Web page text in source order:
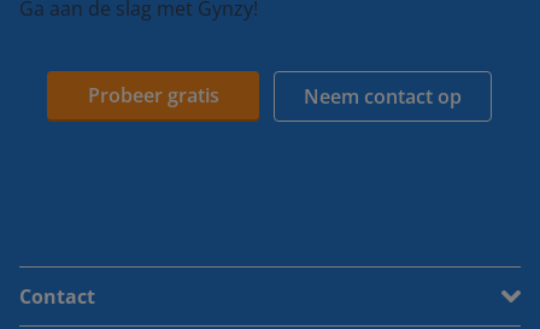
Ga aan de slag met Gynzy!
Probeer gratis Neem contact op
Contact